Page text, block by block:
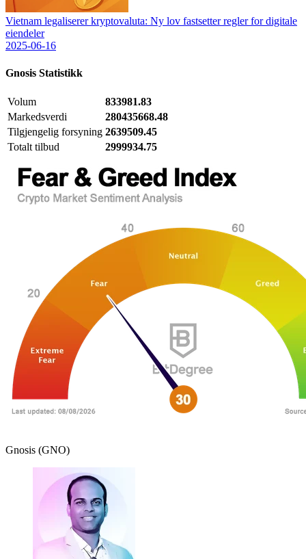
Vietnam legaliserer kryptovaluta: Ny lov fastsetter regler for digitale
eiendeler
2025-06-16
Gnosis Statistikk
Volum
833981.83
Markedsverdi
280435668.48
Tilgjengelig forsyning 2639509.45
Totalt tilbud
2999934.75
Gnosis (GNO)